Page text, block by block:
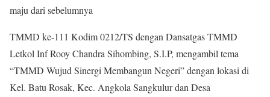
maju dari sebelumnya
TMMD ke-111 Kodim 0212/TS dengan Dansatgas TMMD
Letkol Inf Rooy Chandra Sihombing, S.I.P, mengambil tema
“TMMD Wujud Sinergi Membangun Negeri” dengan lokasi di
Kel. Batu Rosak, Kec. Angkola Sangkulur dan Desa